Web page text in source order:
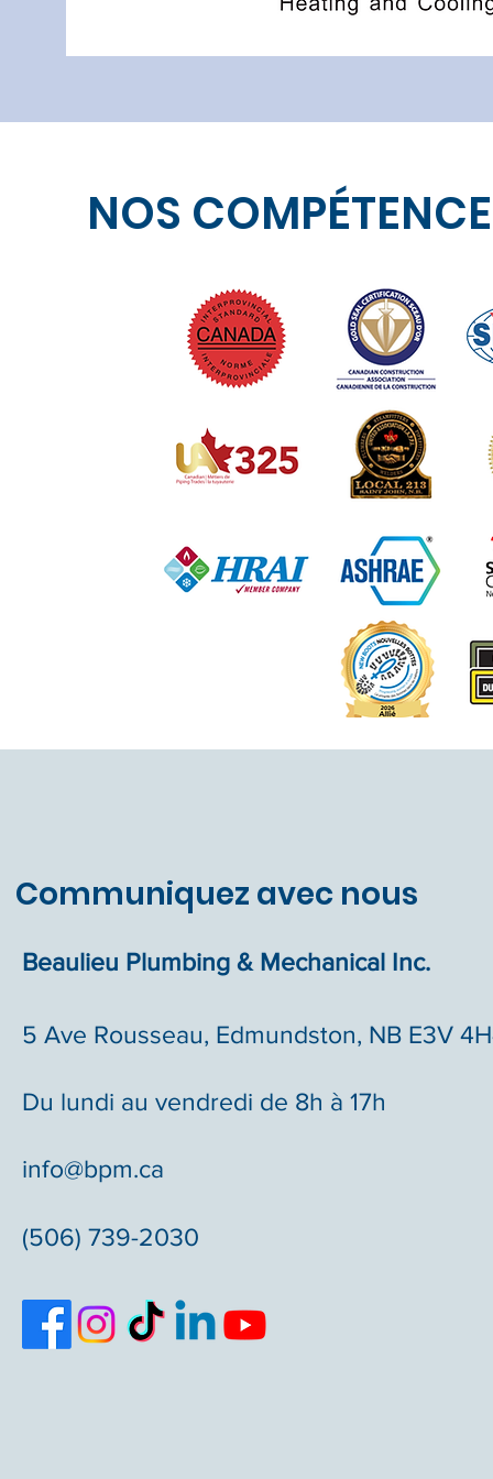
NOS
Communiquez avec nous
Beaulieu Plumbing & Mechanical Inc.
5 Ave Rousseau, Edmundston, NB E3V
Du lundi au vendredi de 8h à 17h
info@bpm.ca
(506) 739-2030